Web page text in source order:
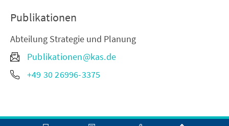
Publikationen
Abteilung Strategie und Planung
Publikationen@kas.de
+49 30 26996-3375